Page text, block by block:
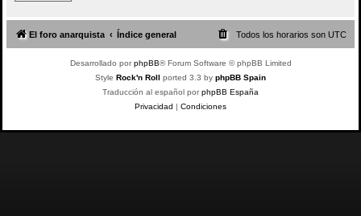
El foro anarquista Índice general Todos los horarios son UTC
Desarrollado porphpBB® Forum Software © phpBB Limited
Style Rock'n Roll ported 3.3 by phpBB Spain
Traducción al español porphpBB España
Privacidad | Condiciones